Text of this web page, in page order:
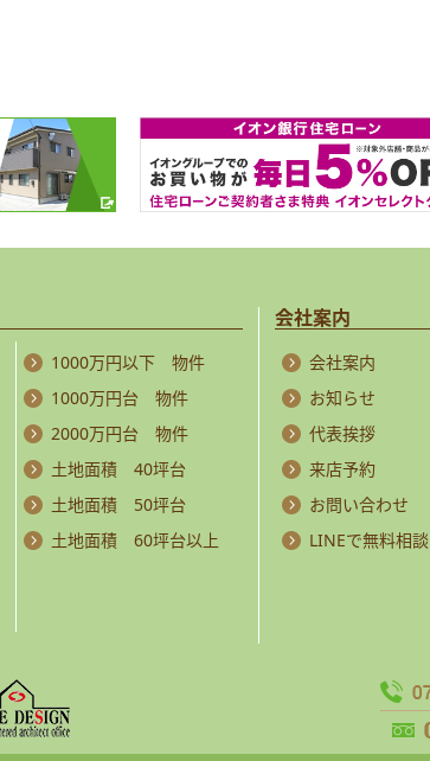
1000万円以下 物件
1000万円台 物件
2000万円台 物件
土地面積 40坪台
土地面積 50坪台
土地面積 60坪台以上
会社案内
会社案内
お知らせ
代表挨拶
来店予約
お問い合わせ
LINEで無料相談